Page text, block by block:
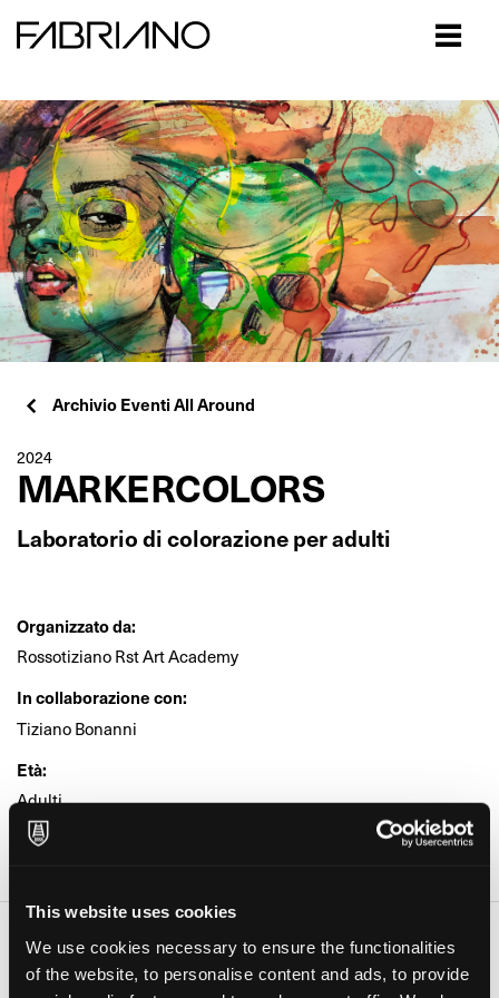
This website uses cookies
We use cookies necessary to ensure the functionalities
of the website, to personalise content and ads, to provide
Archivio Eventi All Around
2024
MARKERCOLORS
Laboratorio di colorazione per adulti
Organizzato da:
Rossotiziano Rst Art Academy
In collaborazione con:
Tiziano Bonanni
Età:
Adulti
Dove:
Date e orari
Giorno Orario